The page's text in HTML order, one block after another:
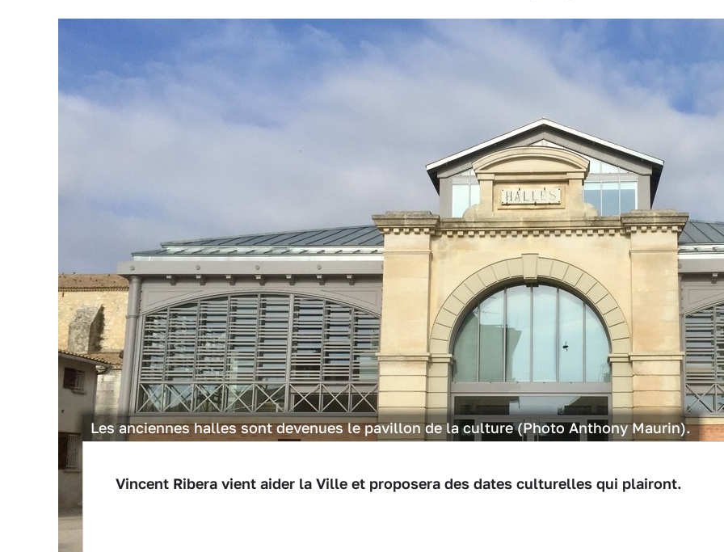
Les anciennes halles sont devenues le pavillon de la culture (Photo Anthony Maurin).
Vincent Ribera vient aider la Ville et proposera des dates culturelles qui plairont.